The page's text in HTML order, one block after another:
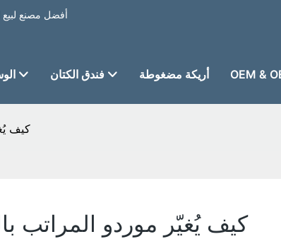
فندق الكتان أريكة مضغوطة OEM &
كيف
كيف يُغيّر موردو المراتب